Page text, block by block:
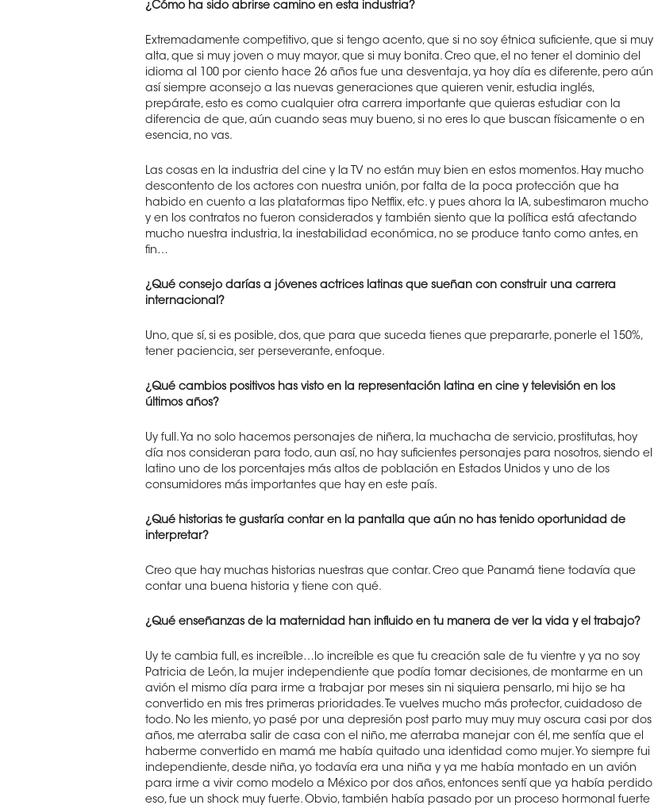
¿Cómo ha sido abrirse camino en esta industria?
Extremadamente competitivo, que si tengo acento, que si no soy étnica suficiente, que si muy
alta, que si muy joven o muy mayor, que si muy bonita. Creo que, el no tener el dominio del
idioma al 100 por ciento hace 26 años fue una desventaja, ya hoy día es diferente, pero aún
así siempre aconsejo a las nuevas generaciones que quieren venir, estudia inglés,
prepárate, esto es como cualquier otra carrera importante que quieras estudiar con la
diferencia de que, aún cuando seas muy bueno, si no eres lo que buscan físicamente o en
esencia, no vas.
Las cosas en la industria del cine y la TV no están muy bien en estos momentos. Hay mucho
descontento de los actores con nuestra unión, por falta de la poca protección que ha
habido en cuento a las plataformas tipo Netflix, etc. y pues ahora la IA, subestimaron mucho
y en los contratos no fueron considerados y también siento que la política está afectando
mucho nuestra industria, la inestabilidad económica, no se produce tanto como antes, en
fin…
¿Qué consejo darías a jóvenes actrices latinas que sueñan con construir una carrera
internacional?
Uno, que sí, si es posible, dos, que para que suceda tienes que prepararte, ponerle el 150%,
tener paciencia, ser perseverante, enfoque.
¿Qué cambios positivos has visto en la representación latina en cine y televisión en los
últimos años?
Uy full. Ya no solo hacemos personajes de niñera, la muchacha de servicio, prostitutas, hoy
día nos consideran para todo, aun así, no hay suficientes personajes para nosotros, siendo el
latino uno de los porcentajes más altos de población en Estados Unidos y uno de los
consumidores más importantes que hay en este país.
¿Qué historias te gustaría contar en la pantalla que aún no has tenido oportunidad de
interpretar?
Creo que hay muchas historias nuestras que contar. Creo que Panamá tiene todavía que
contar una buena historia y tiene con qué.
¿Qué enseñanzas de la maternidad han influido en tu manera de ver la vida y el trabajo?
Uy te cambia full, es increíble…lo increíble es que tu creación sale de tu vientre y ya no soy
Patricia de León, la mujer independiente que podía tomar decisiones, de montarme en un
avión el mismo día para irme a trabajar por meses sin ni siquiera pensarlo, mi hijo se ha
convertido en mis tres primeras prioridades. Te vuelves mucho más protector, cuidadoso de
todo. No les miento, yo pasé por una depresión post parto muy muy muy oscura casi por dos
años, me aterraba salir de casa con el niño, me aterraba manejar con él, me sentía que el
haberme convertido en mamá me había quitado una identidad como mujer. Yo siempre fui
independiente, desde niña, yo todavía era una niña y ya me había montado en un avión
para irme a vivir como modelo a México por dos años, entonces sentí que ya había perdido
eso, fue un shock muy fuerte. Obvio, también había pasado por un proceso hormonal fuerte